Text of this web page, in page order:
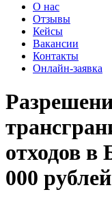
О нас
Отзывы
Кейсы
Вакансии
Контакты
Онлайн-заявка
отходов в
000 рублей